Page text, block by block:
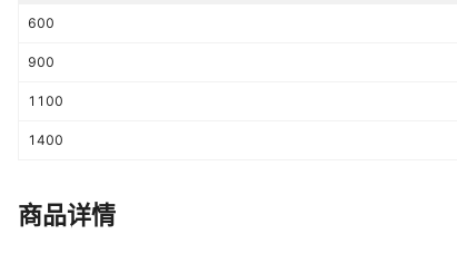
600
900
1100
1400
商品详情